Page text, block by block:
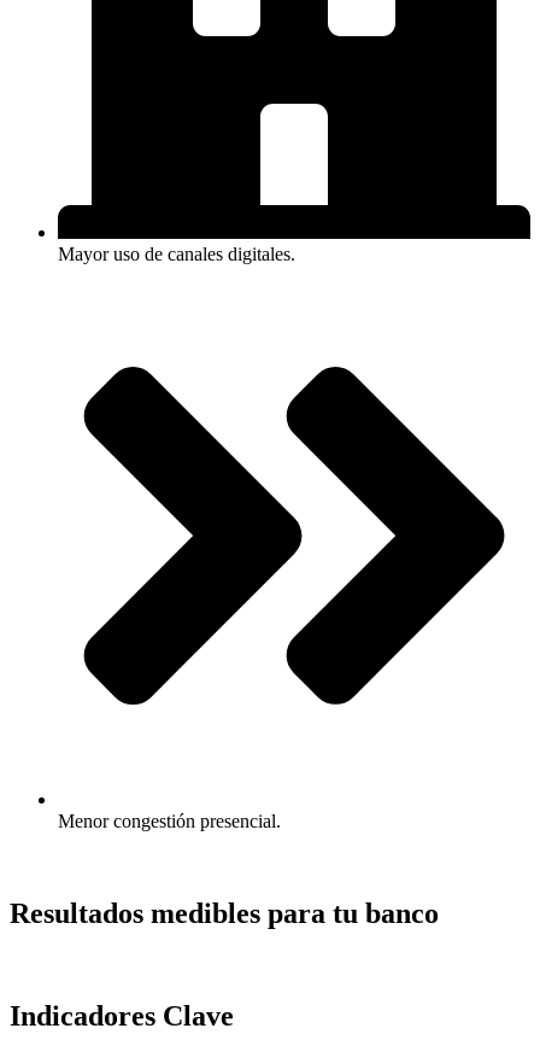
Mayor uso de canales digitales.
Menor congestión presencial.
Resultados medibles para tu banco
Indicadores Clave